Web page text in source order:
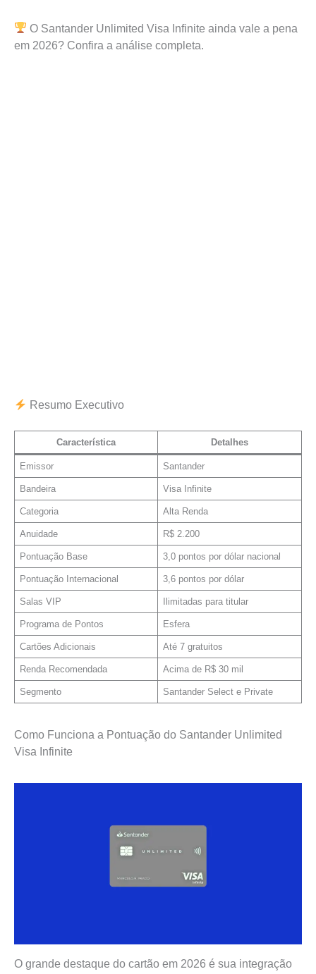
O Santander Unlimited Visa Infinite ainda vale a pena
em 2026? Confira a análise completa.
Resumo Executivo
Característica Detalhes
Emissor Santander
Bandeira Visa Infinite
Categoria Alta Renda
Anuidade R$ 2.200
Pontuação Base 3,0 pontos por dólar nacional
Pontuação Internacional 3,6 pontos por dólar
Salas VIP Ilimitadas para titular
Programa de Pontos Esfera
Cartões Adicionais Até 7 gratuitos
Renda Recomendada Acima de R$ 30 mil
Segmento Santander Select e Private
Como Funciona a Pontuação do Santander Unlimited
Visa Infinite
O grande destaque do cartão em 2026 é sua integração